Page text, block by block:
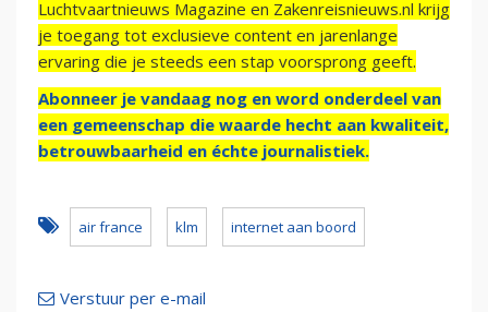
Luchtvaartnieuws Magazine en Zakenreisnieuws.nl krijg
je toegang tot exclusieve content en jarenlange
ervaring die je steeds een stap voorsprong geeft.
Abonneer je vandaag nog en word onderdeel van
een gemeenschap die waarde hecht aan kwaliteit,
betrouwbaarheid en échte journalistiek.
air france klm internet aan boord
Verstuur per e-mail